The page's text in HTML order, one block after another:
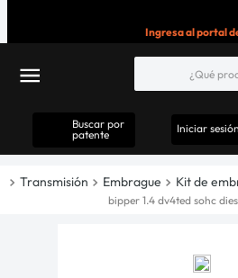
Ingresa al portal
Buscar por
patente
Iniciar sesión
Transmisión Embrague Kit de
bipper 1.4 dv4ted sohc